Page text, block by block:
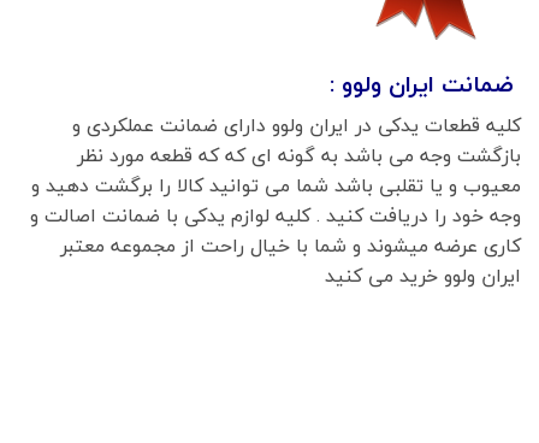
ضمانت ایران ولوو :
کلیه قطعات یدکی در ایران ولوو دارای ضمانت عملکردی و
بازگشت وجه می باشد به گونه ای که که قطعه مورد نظر
معیوب و یا تقلبی باشد شما می توانید کالا را برگشت دهید و
وجه خود را دریافت کنید . کلیه لوازم یدکی با ضمانت اصالت و
کاری عرضه میشوند و شما با خیال راحت از مجموعه معتبر
ایران ولوو خرید می کنید